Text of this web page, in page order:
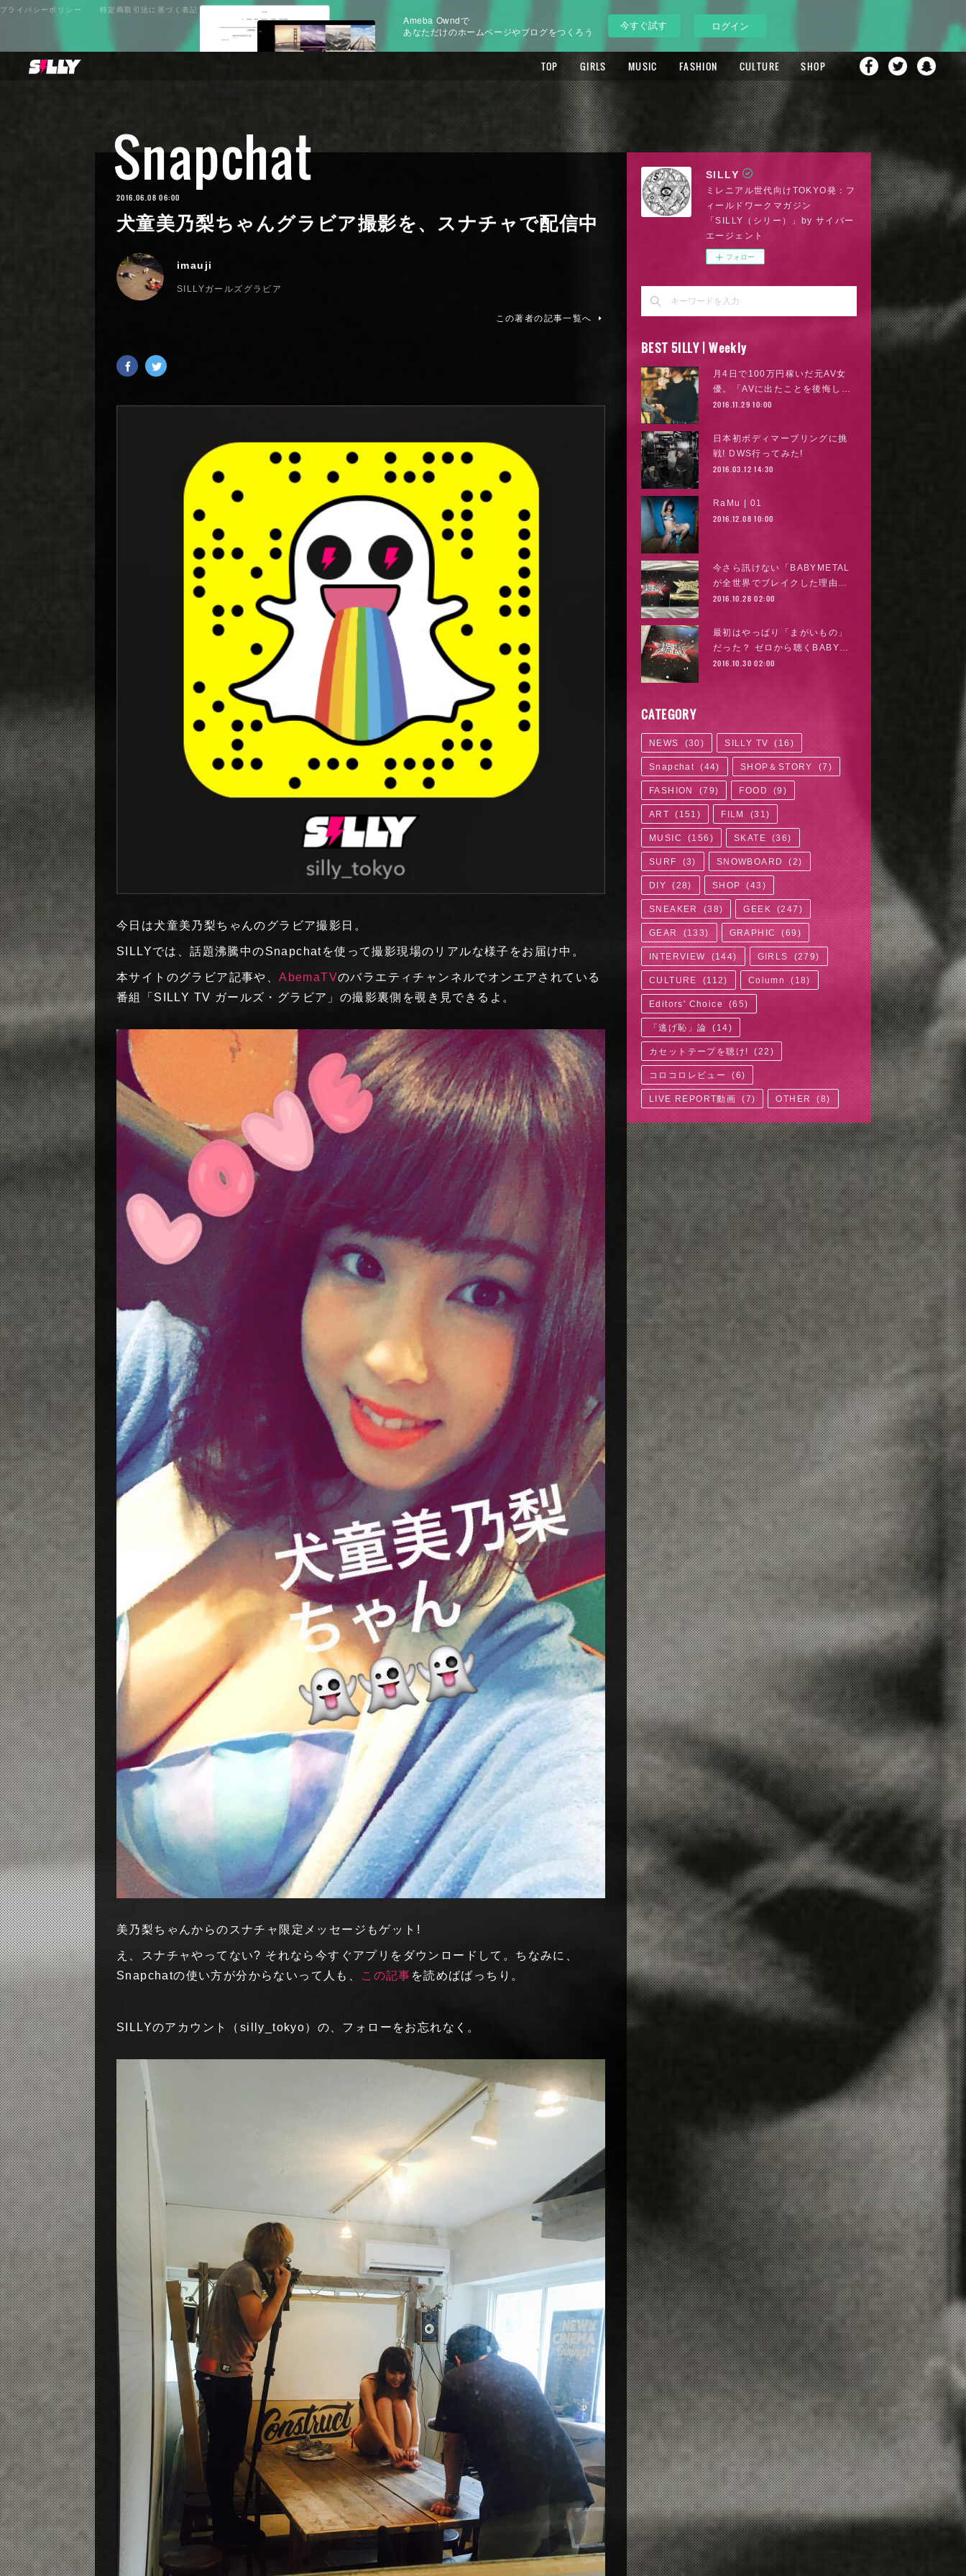
Ameba Owndで
あなただけのホームページやブログをつくろう
今すぐ試す ログイン
TOP GIRLS MUSIC FASHION CULTURE SHOP
Snapchat
2016.06.08 06:00
犬童美乃梨ちゃんグラビア撮影を、スナチャで配信中
imauji
SILLYガールズグラビア
この著者の記事一覧へ
今日は犬童美乃梨ちゃんのグラビア撮影日。
SILLYでは、話題沸騰中のSnapchatを使って撮影現場のリアルな様子をお届け中。
本サイトのグラビア記事や、AbemaTVのバラエティチャンネルでオンエアされている
番組「SILLY TV ガールズ・グラビア」の撮影裏側を覗き見できるよ。
美乃梨ちゃんからのスナチャ限定メッセージもゲット!
え、スナチャやってない? それなら今すぐアプリをダウンロードして。ちなみに、
Snapchatの使い方が分からないって人も、
この記事 を読めばばっちり。
SILLYのアカウント（silly_tokyo）の、フォローをお忘れなく。
SILLY
ミレニアル世代向けTOKYO発：フ
ィールドワークマガジン
「SILLY（シリー）」by サイバー
エージェント
フォロー
BEST 5ILLY | Weekly
月4日で100万円稼いだ元AV女
優。「AVに出たことを後悔し…
2016.11.29 10:00
日本初ボディマーブリングに挑
戦! DWS行ってみた!
2016.03.12 14:30
RaMu | 01
2016.12.08 10:00
今さら訊けない「BABYMETAL
が全世界でブレイクした理由…
2016.10.28 02:00
最初はやっぱり「まがいもの」
だった？ ゼロから聴くBABY…
2016.10.30 02:00
CATEGORY
NEWS (30) SILLY TV (16)
Snapchat (44) SHOP＆STORY (7)
FASHION (79) FOOD (9 )
ART ( 151 ) FILM (31)
MUSIC (156 ) SKATE (36)
SURF (3) SNOWBOARD (2)
DIY (28) SHOP (43)
SNEAKER (38) GEEK (247)
GEAR (133) GRAPHIC (69)
INTERVIEW (144) GIRLS (279)
CULTURE (112) Column (18)
Editors' Choice (65)
「逃げ恥」論 ( 14)
カセットテープを聴け! (22 )
コロコロレビュー (6)
LIVE REPORT動画 (7) OTHER (8)
プライバシーポリシー 特定商取引法に基づく表記